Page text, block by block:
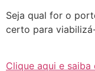
Seja qual for o
certo para
Clique aqui e saiba